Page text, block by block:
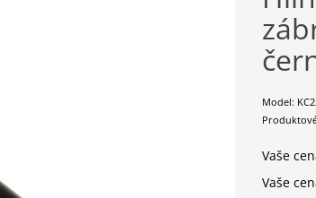
Model:
Vaše
Vaše